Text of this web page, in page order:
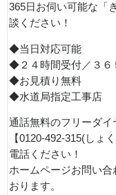
365日お伺い可能な「
談ください！
◆当日対応可能
◆２４時間受付／３６
◆お見積り無料
◆水道局指定工事店
通話無料のフリーダイ
【0120-492-315(しょ
電話ください！
ホームページお問い
おります。